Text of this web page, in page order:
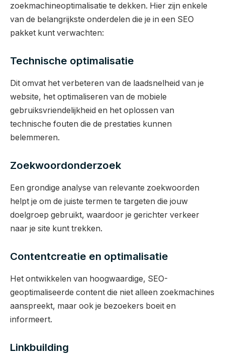
zoekmachineoptimalisatie te dekken. Hier zijn enkele
van de belangrijkste onderdelen die je in een SEO
pakket kunt verwachten:
Technische optimalisatie
Dit omvat het verbeteren van de laadsnelheid van je
website, het optimaliseren van de mobiele
gebruiksvriendelijkheid en het oplossen van
technische fouten die de prestaties kunnen
belemmeren.
Zoekwoordonderzoek
Een grondige analyse van relevante zoekwoorden
helpt je om de juiste termen te targeten die jouw
doelgroep gebruikt, waardoor je gerichter verkeer
naar je site kunt trekken.
Contentcreatie en optimalisatie
Het ontwikkelen van hoogwaardige, SEO-
geoptimaliseerde content die niet alleen zoekmachines
aanspreekt, maar ook je bezoekers boeit en
informeert.
Linkbuilding